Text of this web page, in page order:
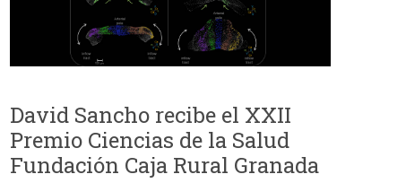
David Sancho recibe el XXII
Premio Ciencias de la Salud
Fundación Caja Rural Granada